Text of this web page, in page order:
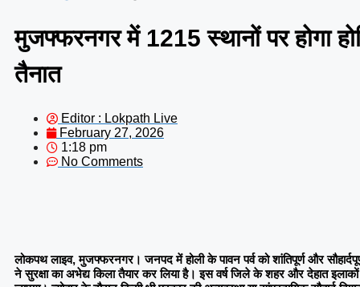
मुजफ्फरनगर में 1215 स्थानों पर होगा
तैनात
Editor : Lokpath Live
February 27, 2026
1:18 pm
No Comments
लोकपथ लाइव, मुजफ्फरनगर। जनपद में होली के पावन पर्व को शांतिपूर्ण और
ने सुरक्षा का अभेद्य किला तैयार कर लिया है। इस वर्ष जिले के शहर और देहात